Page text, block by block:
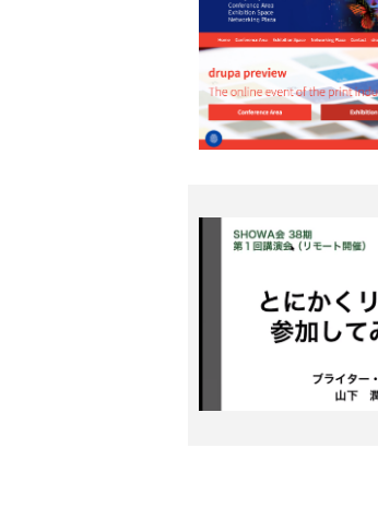
会社概要